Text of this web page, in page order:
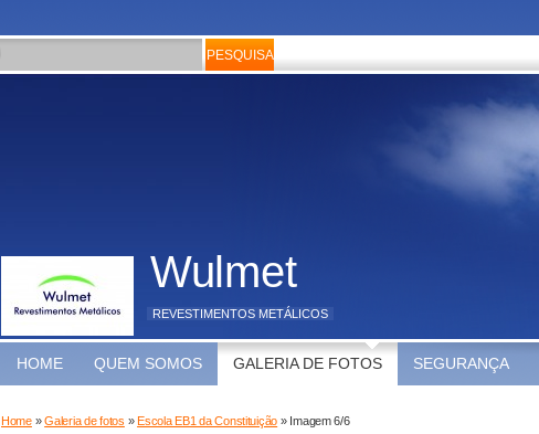
Wulmet
REVESTIMENTOS METÁLICOS
HOME QUEM SOMOS GALERIA DE FOTOS SEGURANÇA
Home»Galeria de fotos »Escola EB1 da Constituição » Imagem 6/6